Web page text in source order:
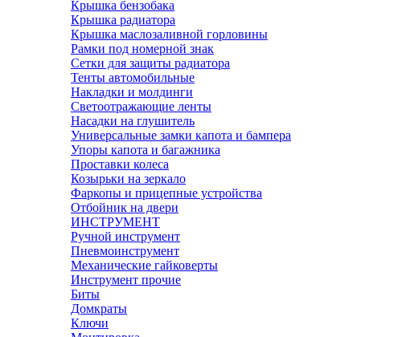
Крышка бензобака
Крышка радиатора
Крышка маслозаливной горловины
Рамки под номерной знак
Сетки для защиты радиатора
Тенты автомобильные
Накладки и молдинги
Светоотражающие ленты
Насадки на глушитель
Универсальные замки капота и бампера
Упоры капота и багажника
Проставки колеса
Козырьки на зеркало
Фаркопы и прицепные устройства
Отбойник на двери
ИНСТРУМЕНТ
Ручной инструмент
Пневмоинструмент
Механические гайковерты
Инструмент прочиe
Биты
Домкраты
Ключи